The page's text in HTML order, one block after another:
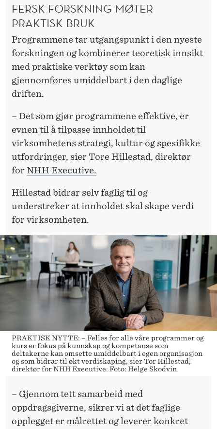
FERSK FORSKNING MØTER
PRAKTISK BRUK
Programmene tar utgangspunkt i den nyeste
forskningen og kombinerer teoretisk innsikt
med praktiske verktøy som kan
gjennomføres umiddelbart i den daglige
driften.
– Det som gjør programmene effektive, er
evnen til å tilpasse innholdet til
virksomhetens strategi, kultur og spesifikke
utfordringer, sier Tore Hillestad, direktør
for NHH Executive.
Hillestad bidrar selv faglig til og
understreker at innholdet skal skape verdi
for virksomheten.
PRAKTISK NYTTE: – Felles for alle våre programmer og
kurs er fokus på kunnskap og kompetanse som
deltakerne kan omsette umiddelbart i egen organisasjon
og som bidrar til økt verdiskaping, sier Tor Hillestad,
direktør for NHH Executive. Foto: Helge Skodvin
– Gjennom tett samarbeid med
oppdragsgiverne, sikrer vi at det faglige
opplegget er målrettet og leverer konkret